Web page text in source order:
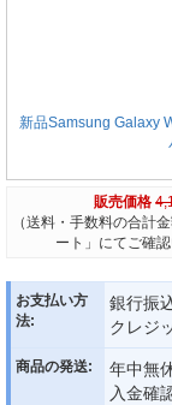
新品Samsung Galaxy
販売価格
（送料・手数料の合計
ート」にてご確
お支払い方
法:
銀行振
クレジ
商品の発送:
年中無
入金確